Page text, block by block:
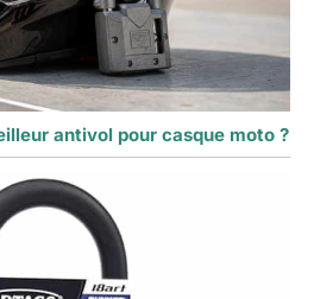
antivol pour casque moto ?